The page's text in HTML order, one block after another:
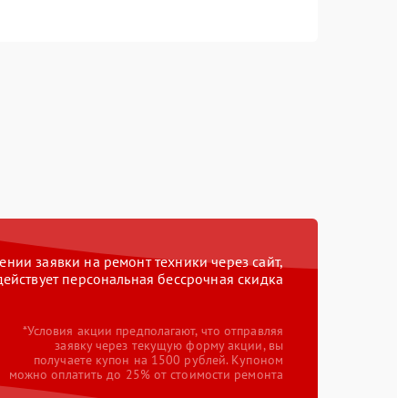
заявки на ремонт техники через сайт,
персональная бессрочная скидка
*Условия акции предполагают, что отправляя
заявку через текущую форму акции, вы
получаете купон на 1500 рублей. Купоном
можно оплатить до 25% от стоимости ремонта